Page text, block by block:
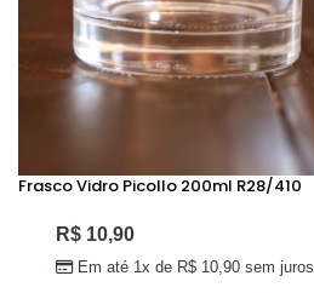
Frasco Vidro Picollo 200ml R28/410
R$ 10,90
Em até 1x de R$ 10,90 sem juros